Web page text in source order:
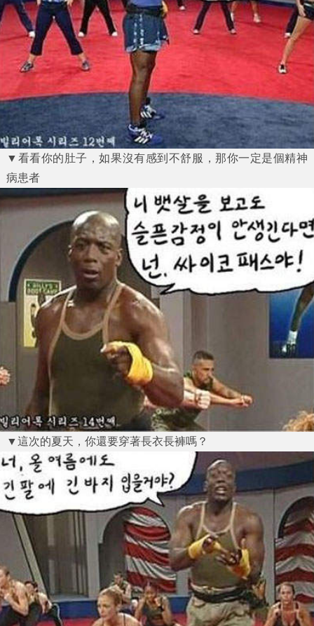
▼看看你的肚子，如果沒有感到不舒服，那你一定是個精神
病患者
▼這次的夏天，你還要穿著長衣長褲嗎？